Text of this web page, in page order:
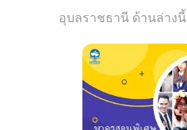
อุบลราชธานี ด้านล่างนี้